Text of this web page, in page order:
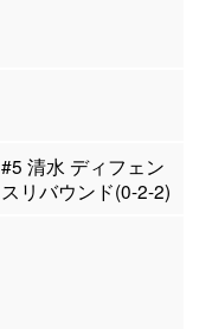
#5 清水 ディフェン
スリバウンド(0-2-2)